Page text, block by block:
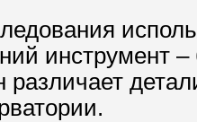
инструмент